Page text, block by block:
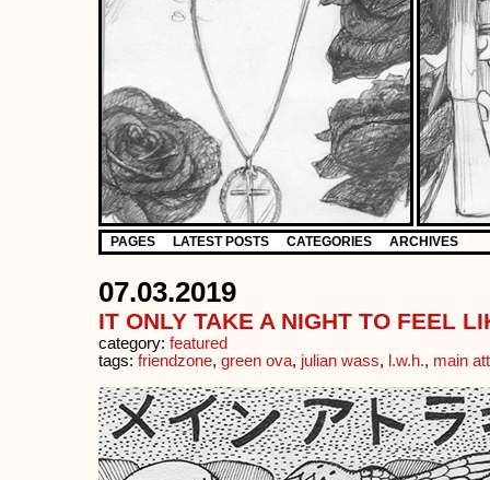
PAGES LATEST POSTS CATEGORIES ARCHIVES
07.03.2019
IT ONLY TAKE A NIGHT TO FEEL
category: featured
tags: friendzone, green ova, julian wass, l.w.h., main